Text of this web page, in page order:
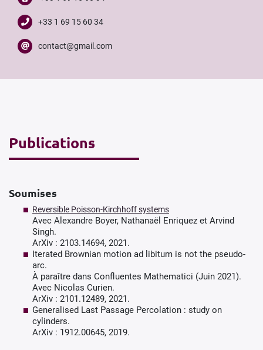
+33 1 69 15 60 34
contact@gmail.com
Publications
Soumises
Reversible Poisson-Kirchhoff systems
Avec Alexandre Boyer, Nathanaël Enriquez et Arvind
Singh.
ArXiv : 2103.14694, 2021.
Iterated Brownian motion ad libitum is not the pseudo-
arc.
À paraître dans Confluentes Mathematici (Juin 2021).
Avec Nicolas Curien.
ArXiv : 2101.12489, 2021.
Generalised Last Passage Percolation : study on
cylinders.
ArXiv : 1912.00645, 2019.